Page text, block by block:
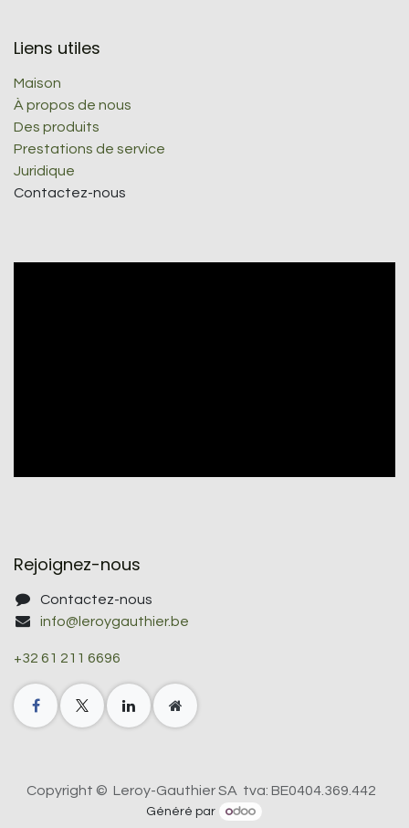
Liens utiles
Maison
À propos de nous
Des produits
Prestations de service
Juridique
Contactez-nous
Rejoignez-nous
Contactez-nous
info@leroygauthier.be
+32 61 211 6696
Copyright © Leroy-Gauthier SA tva: BE0404.369.442
Généré par